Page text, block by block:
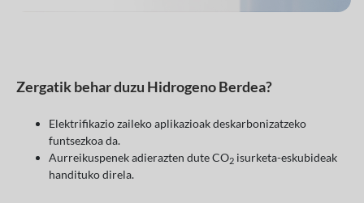
Zergatik behar duzu Hidrogeno Berdea?
Elektrifikazio zaileko aplikazioak deskarbonizatzeko
funtsezkoa da.
Aurreikuspenek adierazten dute CO2 isurketa-eskubideak
handituko direla.